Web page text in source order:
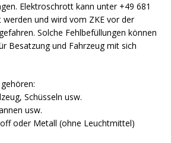
Elektroschrott kann unter +49 681
und wird vom ZKE vor der
Solche Fehlbefüllungen können
Besatzung und Fahrzeug mit sich
Schüsseln usw.
usw.
oder Metall (ohne Leuchtmittel)